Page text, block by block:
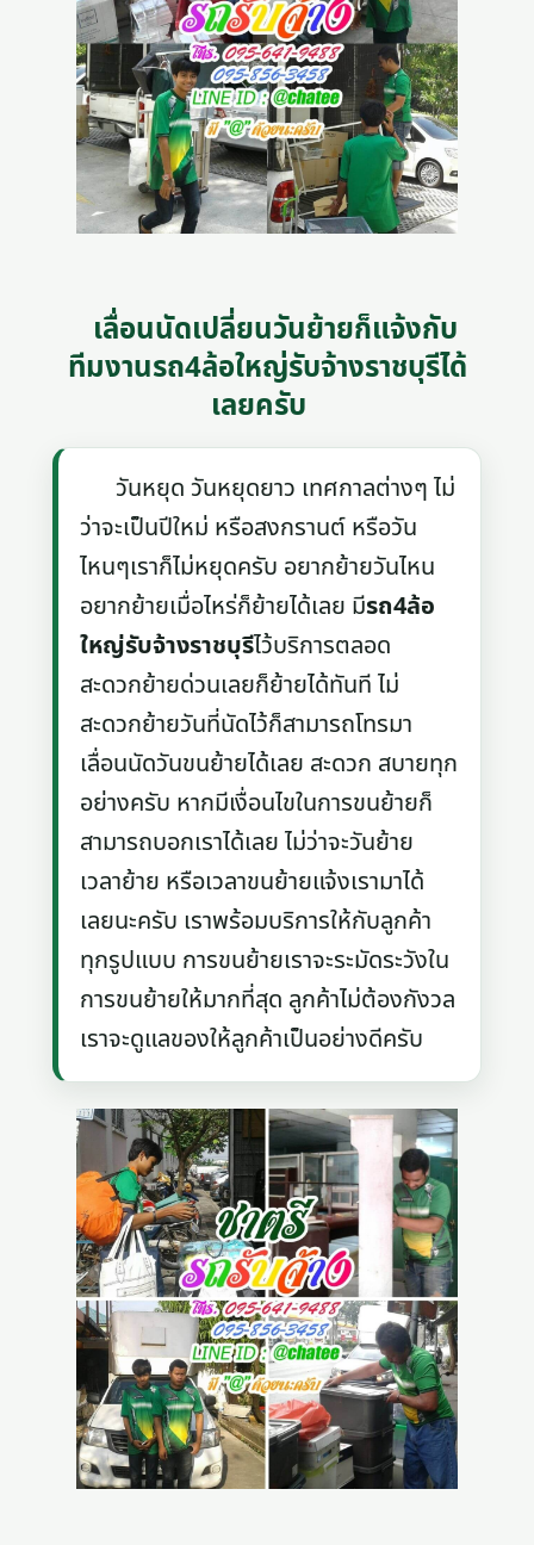
เลื่อนนัดเปลี่ยนวันย้ายก็แจ้งกับ
ทีมงานรถ4ล้อใหญ่รับจ้างราชบุรีได้
เลยครับ
วันหยุด วันหยุดยาว เทศกาลต่างๆ ไม่
ว่าจะเป็นปีใหม่ หรือสงกรานต์ หรือวัน
ไหนๆเราก็ไม่หยุดครับ อยากย้ายวันไหน
อยากย้ายเมื่อไหร่ก็ย้ายได้เลย มีรถ4ล้อ
ใหญ่รับจ้างราชบุรีไว้บริการตลอด
สะดวกย้ายด่วนเลยก็ย้ายได้ทันที ไม่
สะดวกย้ายวันที่นัดไว้ก็สามารถโทรมา
เลื่อนนัดวันขนย้ายได้เลย สะดวก สบายทุก
อย่างครับ หากมีเงื่อนไขในการขนย้ายก็
สามารถบอกเราได้เลย ไม่ว่าจะวันย้าย
เวลาย้าย หรือเวลาขนย้ายแจ้งเรามาได้
เลยนะครับ เราพร้อมบริการให้กับลูกค้า
ทุกรูปแบบ การขนย้ายเราจะระมัดระวังใน
การขนย้ายให้มากที่สุด ลูกค้าไม่ต้องกังวล
เราจะดูแลของให้ลูกค้าเป็นอย่างดีครับ